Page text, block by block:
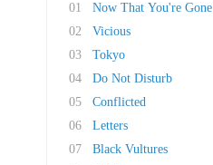
01
Now That You're Gone
02
Vicious
03
Tokyo
04
Do Not Disturb
05
Conflicted
06
Letters
07
Black Vultures